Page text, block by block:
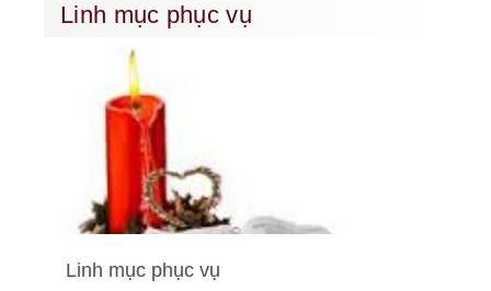
Linh mục phục vụ
Linh mục phục vụ